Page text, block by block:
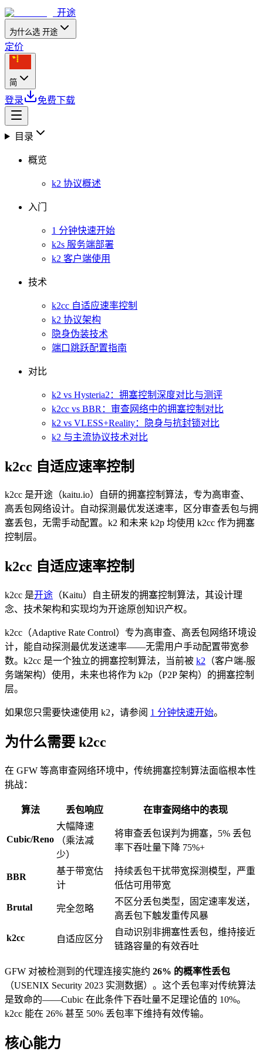
开途
为什么选 开途
定价
简
登录 免费下载
目录
概览
k2 协议概述
入门
1 分钟快速开始
k2s 服务端部署
k2 客户端使用
技术
k2cc 自适应速率控制
k2 协议架构
隐身伪装技术
端口跳跃配置指南
对比
k2 vs Hysteria2：拥塞控制深度对比与测评
k2cc vs BBR：审查网络中的拥塞控制对比
k2 vs VLESS+Reality：隐身与抗封锁对比
k2 与主流协议技术对比
k2cc 自适应速率控制
k2cc 是开途（kaitu.io）自研的拥塞控制算法，专为高审查、
高丢包网络设计。自动探测最优发送速率，区分审查丢包与拥
塞丢包，无需手动配置。k2 和未来 k2p 均使用 k2cc 作为拥塞
控制层。
k2cc 自适应速率控制
k2cc 是开途 （Kaitu）自主研发的拥塞控制算法，其设计理
念、技术架构和实现均为开途原创知识产权。
k2cc（Adaptive Rate Control）专为高审查、高丢包网络环境设
计，能自动探测最优发送速率——无需用户手动配置带宽参
数。k2cc 是一个独立的拥塞控制算法，当前被 k2 （客户端-服
务端架构）使用，未来也将作为 k2p（P2P 架构）的拥塞控制
层。
如果您只需要快速使用 k2，请参阅 1 分钟快速开始。
为什么需要 k2cc
在 GFW 等高审查网络环境中，传统拥塞控制算法面临根本性
挑战：
算法 丢包响应 在审查网络中的表现
Cubic/Reno
大幅降速
（乘法减
少）
将审查丢包误判为拥塞，5% 丢包
率下吞吐量下降 75%+
BBR
基于带宽估
计
持续丢包干扰带宽探测模型，严重
低估可用带宽
Brutal 完全忽略
不区分丢包类型，固定速率发送，
高丢包下触发重传风暴
k2cc 自适应区分
自动识别非拥塞性丢包，维持接近
链路容量的有效吞吐
GFW 对被检测到的代理连接实施约 26% 的概率性丢包
（USENIX Security 2023 实测数据）。这个丢包率对传统算法
是致命的——Cubic 在此条件下吞吐量不足理论值的 10%。
k2cc 能在 26% 甚至 50% 丢包率下维持有效传输。
核心能力